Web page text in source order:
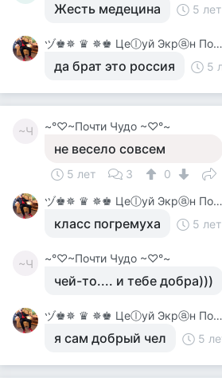
Жесть медецина 5 лет
ヅ♚✵ ♛ ✵♚ Цеⓛуй Экрⓐн Покⓐ On-Line♚✵ ♛✵ ♚
да брат это россия 5
~Ч ~°♡~Почти Чудо ~♡°~
не весело совсем
5 лет 3
0
ヅ♚✵ ♛ ✵♚ Цеⓛуй Экрⓐн Покⓐ On-Line♚✵ ♛✵ ♚
класс погремуха 5 лет
~Ч ~°♡~Почти Чудо ~♡°~
чей-то.... и тебе добра)))
ヅ♚✵ ♛ ✵♚ Цеⓛуй Экрⓐн Покⓐ On-Line♚✵ ♛✵ ♚
я сам добрый чел 5